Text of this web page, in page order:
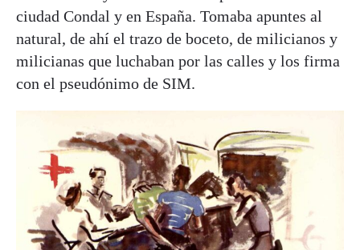
ciudad Condal y en España. Tomaba apuntes al
natural, de ahí el trazo de boceto, de milicianos y
milicianas que luchaban por las calles y los firma
con el pseudónimo de SIM.